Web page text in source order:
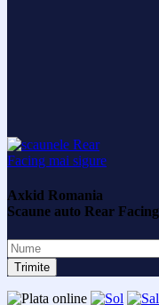
Axkid Romania
Scaune auto Rear Facing